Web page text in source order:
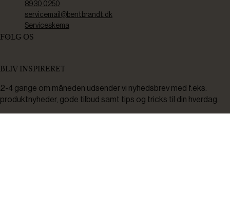
8930 0250
servicemail@bentbrandt.dk
Serviceskema
FØLG OS
BLIV INSPIRERET
2-4 gange om måneden udsender vi nyhedsbrev med f.eks.
produktnyheder, gode tilbud samt tips og tricks til din hverdag.